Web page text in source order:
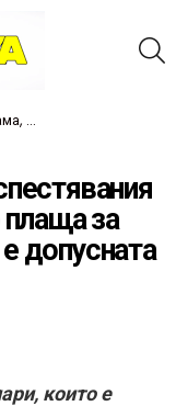
на церемонията
плаща за
допусната
които е